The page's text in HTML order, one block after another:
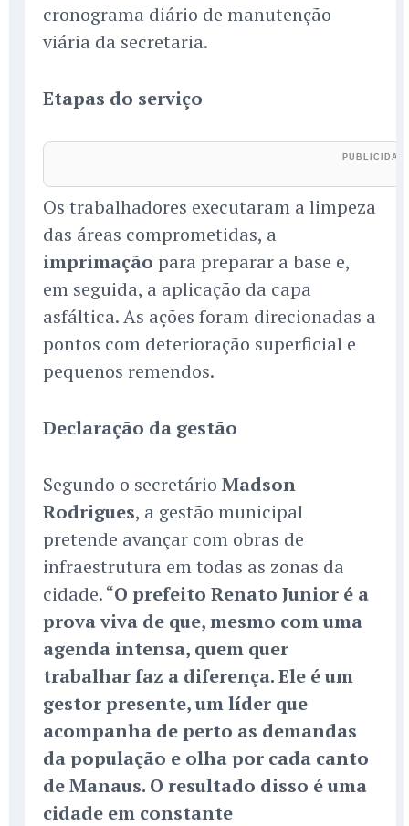
cronograma diário de manutenção
viária da secretaria.
Etapas do serviço
Os trabalhadores executaram a limpeza
das áreas comprometidas, a
imprimação para preparar a base e,
em seguida, a aplicação da capa
asfáltica. As ações foram direcionadas a
pontos com deterioração superficial e
pequenos remendos.
Declaração da gestão
Segundo o secretário Madson
Rodrigues, a gestão municipal
pretende avançar com obras de
infraestrutura em todas as zonas da
cidade. “O prefeito Renato Junior é a
prova viva de que, mesmo com uma
agenda intensa, quem quer
trabalhar faz a diferença. Ele é um
gestor presente, um líder que
acompanha de perto as demandas
da população e olha por cada canto
de Manaus. O resultado disso é uma
cidade em constante